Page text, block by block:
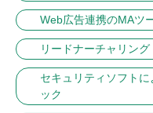
Web広告連携のMAツ
リードナーチャリング
セキュリティソフト
ック